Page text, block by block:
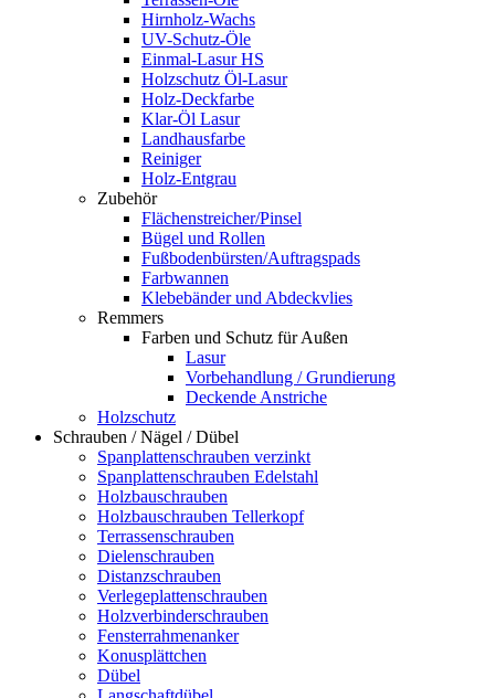
Hirnholz-Wachs
UV-Schutz-Öle
Einmal-Lasur HS
Holzschutz Öl-Lasur
Holz-Deckfarbe
Klar-Öl Lasur
Landhausfarbe
Reiniger
Holz-Entgrau
Zubehör
Flächenstreicher/Pinsel
Bügel und Rollen
Fußbodenbürsten/Auftragspads
Farbwannen
Klebebänder und Abdeckvlies
Remmers
Farben und Schutz für Außen
Lasur
Vorbehandlung / Grundierung
Deckende Anstriche
Holzschutz
Schrauben / Nägel / Dübel
Spanplattenschrauben verzinkt
Spanplattenschrauben Edelstahl
Holzbauschrauben
Holzbauschrauben Tellerkopf
Terrassenschrauben
Dielenschrauben
Distanzschrauben
Verlegeplattenschrauben
Holzverbinderschrauben
Fensterrahmenanker
Konusplättchen
Dübel